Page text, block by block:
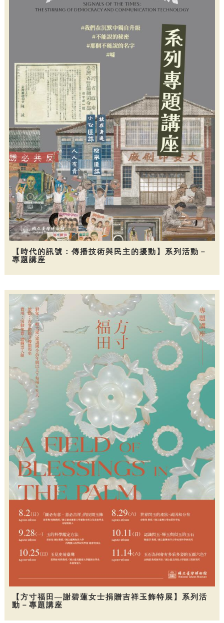
【時代的訊號：傳播技術與民主的擾動】系列活動－
專題講座
【方寸福田—謝碧蓮女士捐贈吉祥玉飾特展】系列活
動－專題講座